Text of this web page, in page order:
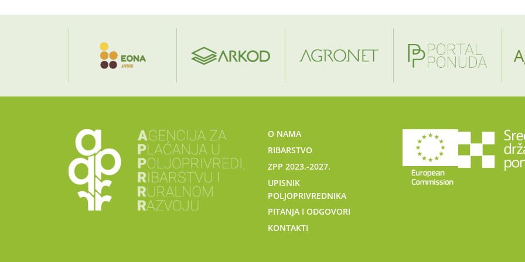
O NAMA
RIBARSTVO
ZPP 2023.-2027.
UPISNIK
POLJOPRIVREDNIKA
PITANJA I ODGOVORI
KONTAKTI